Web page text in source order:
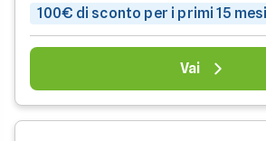
100€ di sconto per i primi 15 mesi
Vai